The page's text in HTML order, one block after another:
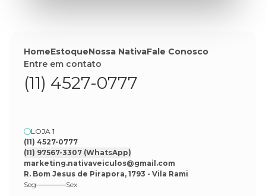
HomeEstoqueNossa NativaFale Conosco
Entre em contato
(11) 4527-0777
LOJA 1
(11) 4527-0777
(11) 97567-3307 (WhatsApp)
marketing.nativaveiculos@gmail.com
R. Bom Jesus de Pirapora, 1793 - Vila Rami
Seg
Sex